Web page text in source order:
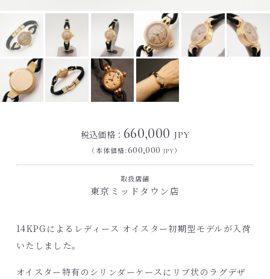
税込価格： 660,000 JPY
（本体価格:600,000 JPY）
取扱店舗
東京ミッドタウン店
14KPGによるレディース オイスター初期型モデルが入荷
いたしました。
オイスター特有のシリンダーケースにリブ状のラグデザ